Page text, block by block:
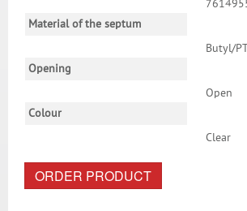
Material of the septum
Butyl/
Opening
Open
Colour
Clear
ORDER PRODUCT